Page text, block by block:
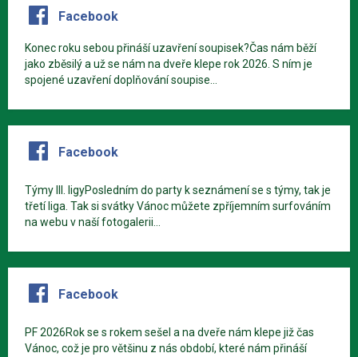
Facebook
Konec roku sebou přináší uzavření soupisek?Čas nám běží
jako zběsilý a už se nám na dveře klepe rok 2026. S ním je
spojené uzavření doplňování soupise...
Facebook
Týmy III. ligyPosledním do party k seznámení se s týmy, tak je
třetí liga. Tak si svátky Vánoc můžete zpříjemním surfováním
na webu v naší fotogalerii...
Facebook
PF 2026Rok se s rokem sešel a na dveře nám klepe již čas
Vánoc, což je pro většinu z nás období, které nám přináší